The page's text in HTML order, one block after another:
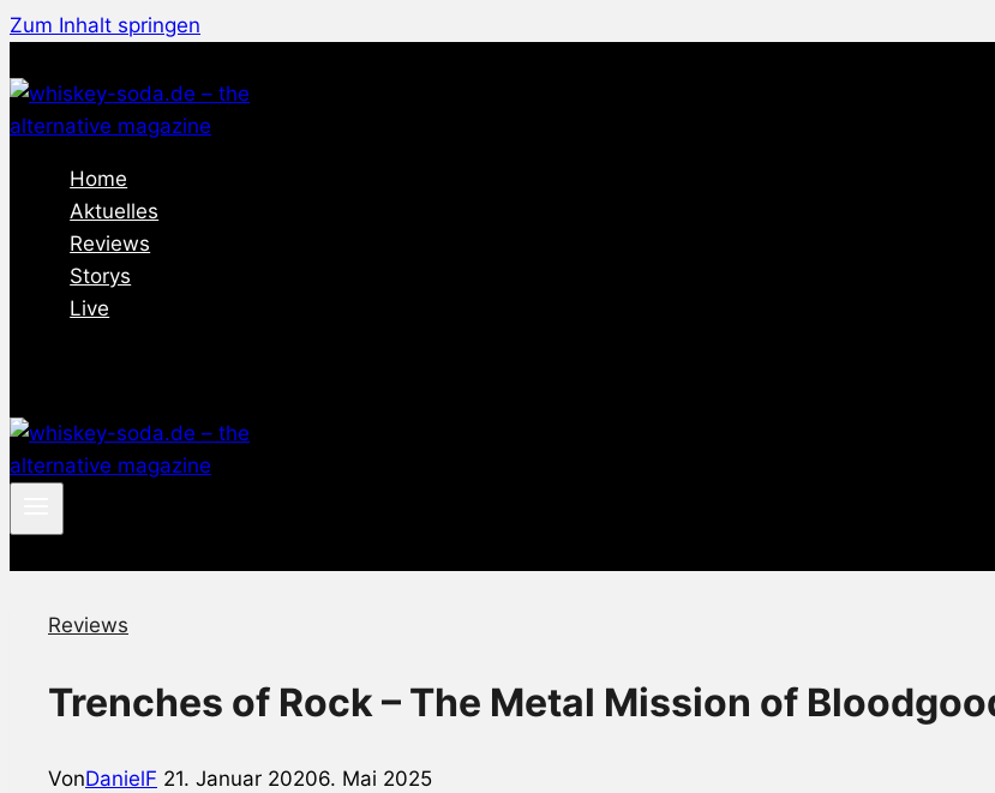
Zum Inhalt springen
Home
Aktuelles
Reviews
Storys
Live
Reviews
Trenches of Rock – The Metal Mission of
VonDanielF 21. Januar 20206. Mai 2025